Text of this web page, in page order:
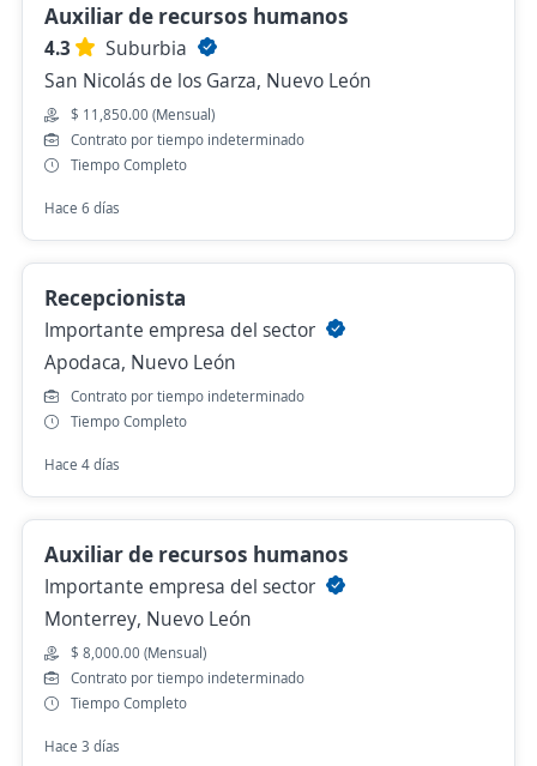
Auxiliar de recursos humanos
4.3
Suburbia
San Nicolás de los Garza, Nuevo León
$ 11,850.00 (Mensual)
Contrato por tiempo indeterminado
Tiempo Completo
Hace 6 días
Recepcionista
Importante empresa del sector
Apodaca, Nuevo León
Contrato por tiempo indeterminado
Tiempo Completo
Hace 4 días
Auxiliar de recursos humanos
Importante empresa del sector
Monterrey, Nuevo León
$ 8,000.00 (Mensual)
Contrato por tiempo indeterminado
Tiempo Completo
Hace 3 días